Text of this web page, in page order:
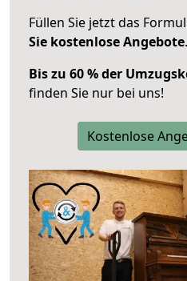
Füllen Sie jetzt das
Sie kostenlose Angebote.
Bis zu 60 % der
finden Sie nur bei uns!
Kostenlose